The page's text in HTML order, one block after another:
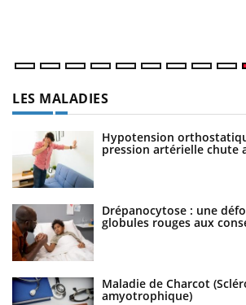
LES MALADIES
Hypotension
pression artérielle chute
Drépanocytose : une
globules rouges aux
Maladie de Charcot
amyotrophique)